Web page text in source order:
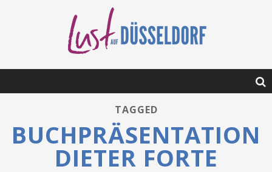
TAGGED
BUCHPRÄSENTATION
DIETER FORTE